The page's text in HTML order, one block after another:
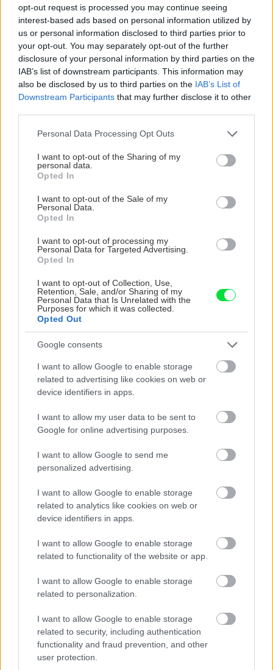
opt-out request is processed you may continue seeing
interest-based ads based on personal information utilized by
us or personal information disclosed to third parties prior to
your opt-out. You may separately opt-out of the further
disclosure of your personal information by third parties on the
IAB’s list of downstream participants. This information may
also be disclosed by us to third parties on the IAB’s List of
Downstream Participants that may further disclose it to other
Please note that this website/app uses one or more Google
not limited to your visit or usage behaviour. You may click to
grant or deny consent to Google and its third-party tags to
use your data for below specified purposes in below Google
consent section.
Personal Data Processing Opt Outs
I want to opt-out of the Sharing of my
personal data.
Opted In
I want to opt-out of the Sale of my
Personal Data.
Opted In
I want to opt-out of processing my
Personal Data for Targeted Advertising.
Opted In
I want to opt-out of Collection, Use,
Retention, Sale, and/or Sharing of my
Personal Data that Is Unrelated with the
Purposes for which it was collected.
Opted Out
Google consents
I want to allow Google to enable storage
related to advertising like cookies on web or
device identifiers in apps.
I want to allow my user data to be sent to
Google for online advertising purposes.
I want to allow Google to send me
personalized advertising.
I want to allow Google to enable storage
related to analytics like cookies on web or
device identifiers in apps.
I want to allow Google to enable storage
related to functionality of the website or app.
I want to allow Google to enable storage
related to personalization.
I want to allow Google to enable storage
related to security, including authentication
functionality and fraud prevention, and other
user protection.
Záhradné ležadlá v obchodoch sú predražené. Toto si
vyrobíte pod 140 eur a je oveľa pohodlnejšie!
pevnosti. Autor si nedal veľa námahy s remeselným
spracovaním, škoda. No lepšie než ten odpad z DTD
predávaný v Kauflande alebo Lídli.
ZÁHRADA
5 trvaliek s
panašovanými listami,
ktoré dodajú vášmu
záhonu celosezónny
šmrnc
Trvalky, ktoré znesú
sucho a teplo? Tieto
ktoré slnko svieti celý
deň
Nemusí to byť len
levanduľa! 7 fialových
vašu záhradu
Môže aspirín zachrániť
rastliny? Pravda vás
možno prekvapí
CHALUPA
Na Morave prerobila
starú chalupu na
nepoznanie: Keď
vojdete dnu, zabudnete,
že nie ste v Toskánsku
dokáže aj podpísať.
Slovák sa nebál a v
Čičmanoch si postavil